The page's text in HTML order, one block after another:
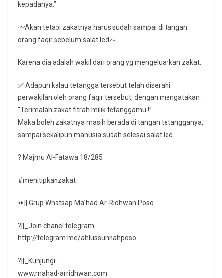
kepadanya.”
〰Akan tetapi zakatnya harus sudah sampai di tangan
orang faqir sebelum salat Ied〰.
Karena dia adalah wakil dari orang yg mengeluarkan zakat.
✅ Adapun kalau tetangga tersebut telah diserahi
perwakilan oleh orang faqir tersebut, dengan mengatakan :
“Terimalah zakat fitrah milik tetanggamu !”
Maka boleh zakatnya masih berada di tangan tetangganya,
sampai sekalipun manusia sudah selesai salat Ied.
? Majmu Al-Fatawa 18/285
#menitipkanzakat
⏩|| Grup Whatsap Ma’had Ar-Ridhwan Poso
?||_Join chanel telegram
http://telegram.me/ahlussunnahposo
?||_Kunjungi :
www.mahad-arridhwan.com